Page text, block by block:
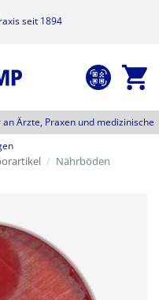
seit 1894
Ärzte, Praxen und medizinische
/ Nährböden